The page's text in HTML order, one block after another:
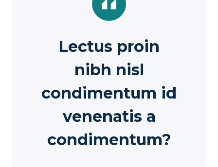
Lectus proin
nibh nisl
condimentum id
venenatis a
condimentum?